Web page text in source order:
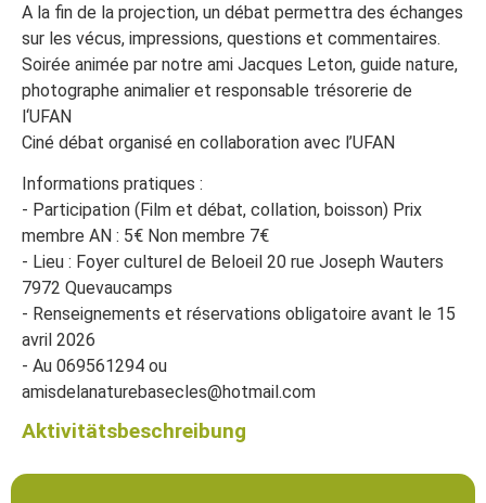
A la fin de la projection, un débat permettra des échanges
sur les vécus, impressions, questions et commentaires.
Soirée animée par notre ami Jacques Leton, guide nature,
photographe animalier et responsable trésorerie de
l‘UFAN
Ciné débat organisé en collaboration avec l’UFAN
Informations pratiques :
- Participation (Film et débat, collation, boisson) Prix
membre AN : 5€ Non membre 7€
- Lieu : Foyer culturel de Beloeil 20 rue Joseph Wauters
7972 Quevaucamps
- Renseignements et réservations obligatoire avant le 15
avril 2026
- Au 069561294 ou
amisdelanaturebasecles@hotmail.com
Aktivitätsbeschreibung